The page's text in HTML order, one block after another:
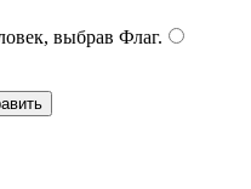
выбрав Флаг.